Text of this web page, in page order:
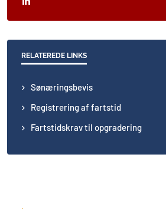
RELATEREDE LINKS
Sønæringsbevis
Registrering af fartstid
Fartstidskrav til opgradering